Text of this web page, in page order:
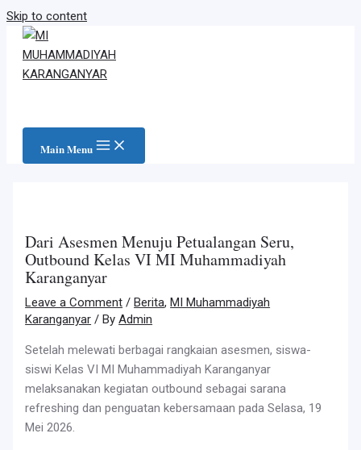
Skip to content
Main Menu
Dari Asesmen Menuju Petualangan Seru,
Outbound Kelas VI MI Muhammadiyah
Karanganyar
Leave a Comment /Berita,MI Muhammadiyah
Karanganyar / ByAdmin
Setelah melewati berbagai rangkaian asesmen, siswa-
siswi Kelas VI MI Muhammadiyah Karanganyar
melaksanakan kegiatan outbound sebagai sarana
refreshing dan penguatan kebersamaan pada Selasa, 19
Mei 2026.